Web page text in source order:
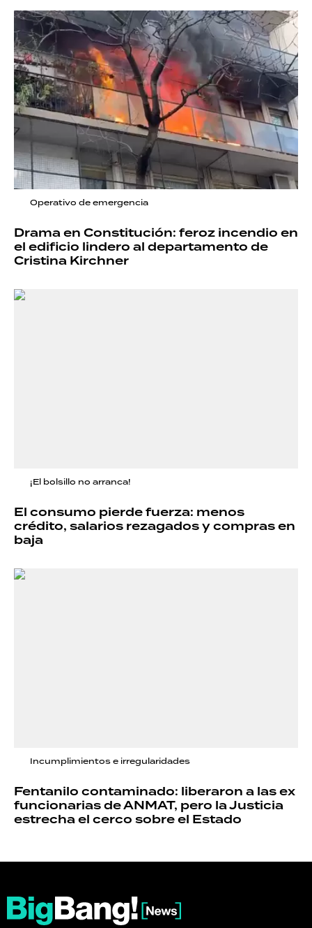
Operativo de emergencia
Drama en Constitución: feroz incendio en
el edificio lindero al departamento de
Cristina Kirchner
¡El bolsillo no arranca!
El consumo pierde fuerza: menos
crédito, salarios rezagados y compras en
baja
Incumplimientos e irregularidades
Fentanilo contaminado: liberaron a las ex
funcionarias de ANMAT, pero la Justicia
estrecha el cerco sobre el Estado